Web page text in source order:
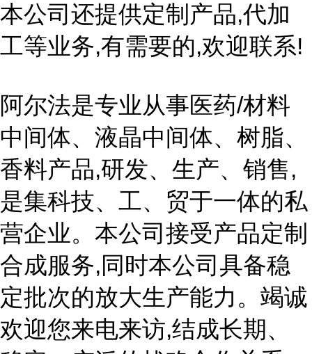
本公司还提供定制产品,代加
工等业务,有需要的,欢迎联系!
阿尔法是专业从事医药/材料
中间体、液晶中间体、树脂、
香料产品,研发、生产、销售,
是集科技、工、贸于一体的私
营企业。本公司接受产品定制
合成服务,同时本公司具备稳
定批次的放大生产能力。竭诚
欢迎您来电来访,结成长期、